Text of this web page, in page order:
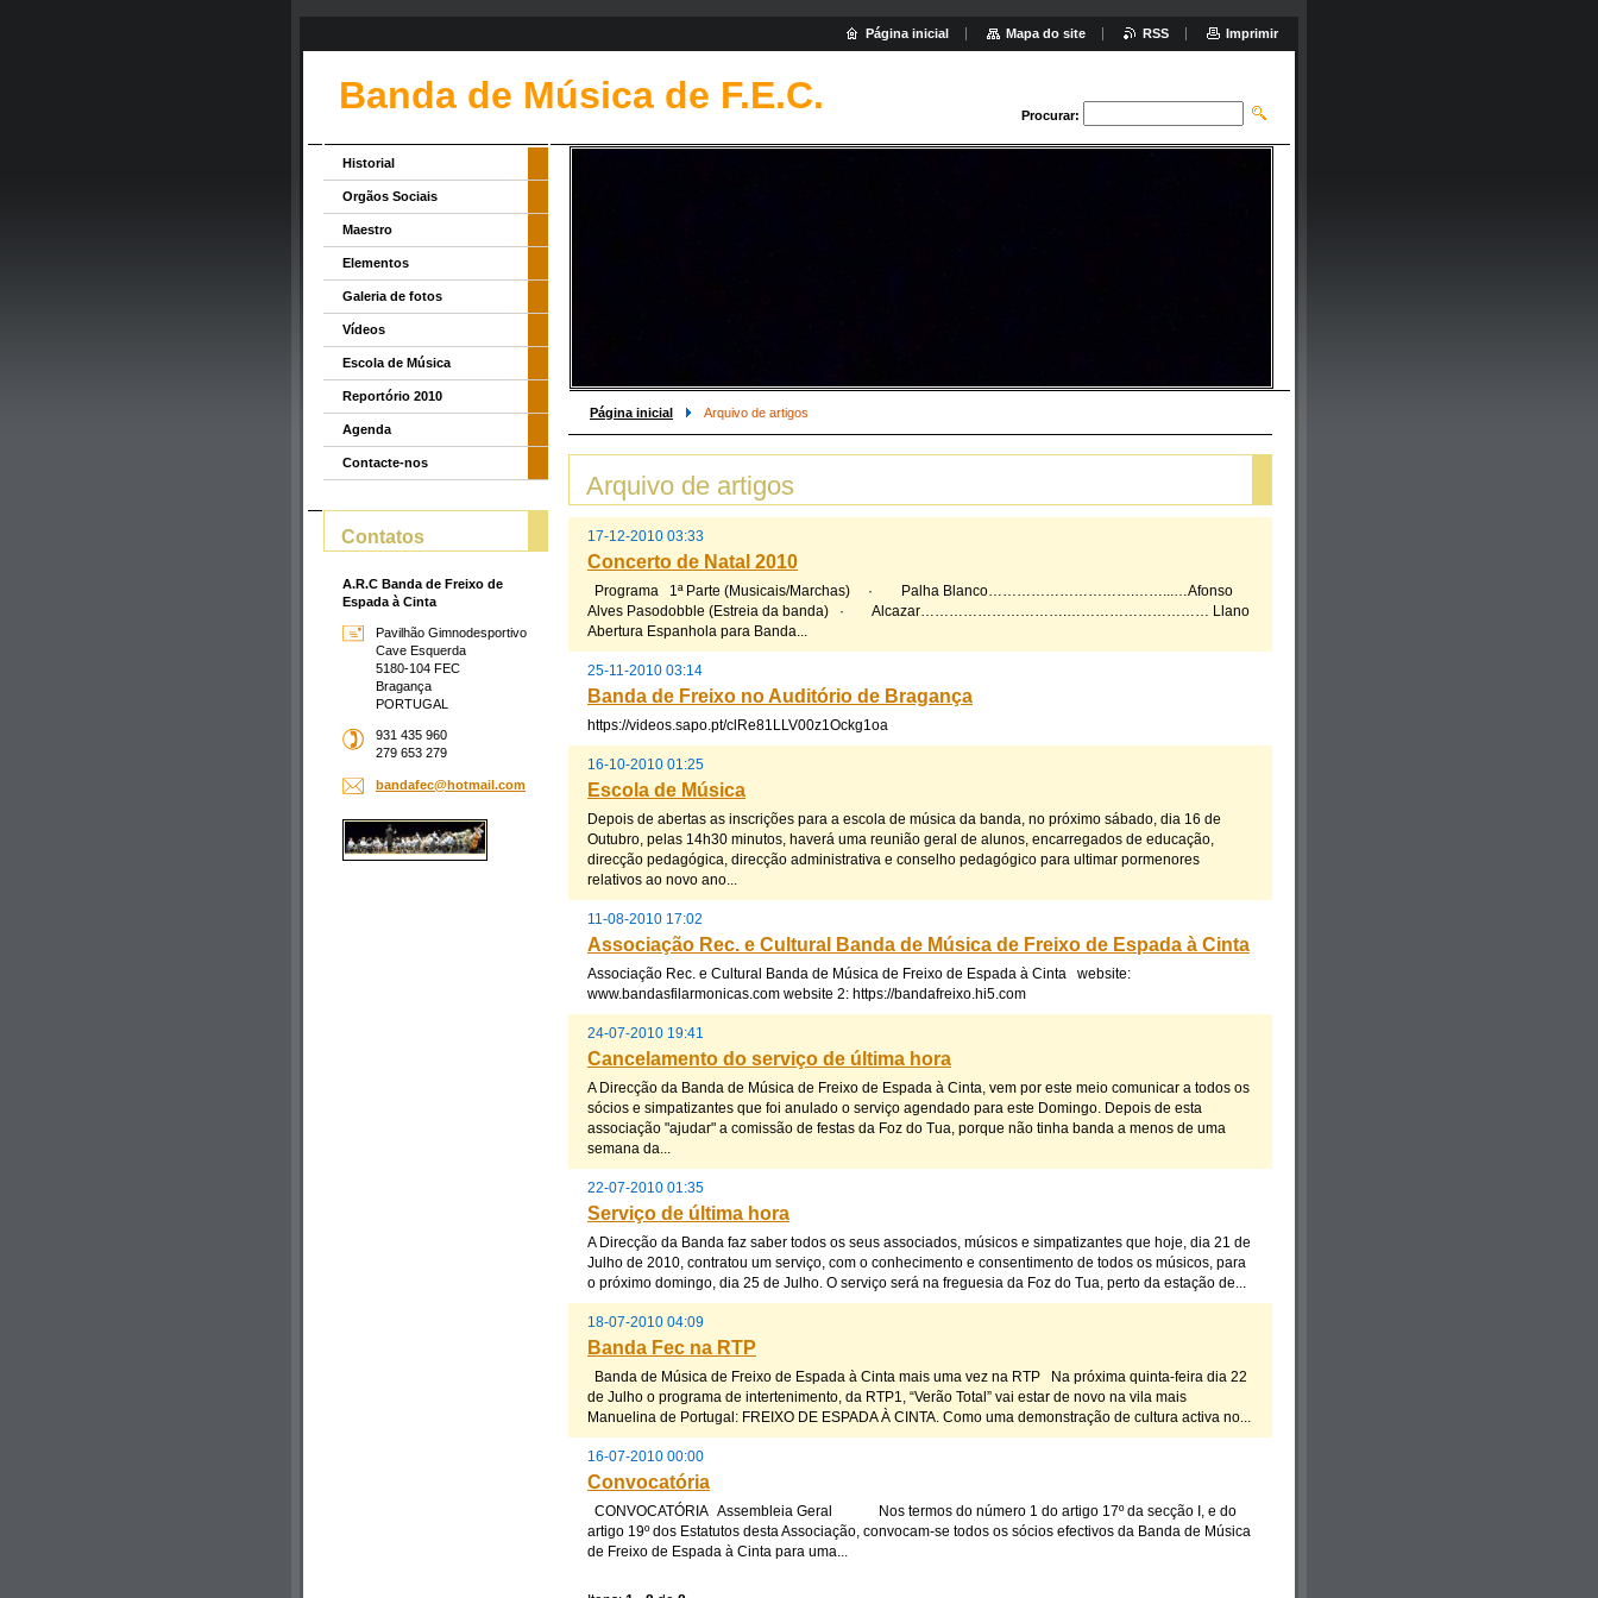
Banda de Música de F.E.C. Procurar:
Página inicial Arquivo de artigos
Arquivo de artigos
17-12-2010 03:33
Concerto de Natal 2010
Programa 1ª Parte (Musicais/Marchas) · Palha Blanco………………………….……...…Afonso
Alves Pasodobble (Estreia da banda) · Alcazar………………………….………………………… Llano
Abertura Espanhola para Banda...
25-11-2010 03:14
Banda de Freixo no Auditório de Bragança
https://videos.sapo.pt/clRe81LLV00z1Ockg1oa
16-10-2010 01:25
Escola de Música
Depois de abertas as inscrições para a escola de música da banda, no próximo sábado, dia 16 de
Outubro, pelas 14h30 minutos, haverá uma reunião geral de alunos, encarregados de educação,
direcção pedagógica, direcção administrativa e conselho pedagógico para ultimar pormenores
relativos ao novo ano...
11-08-2010 17:02
Associação Rec. e Cultural Banda de Música de Freixo de Espada à Cinta
Associação Rec. e Cultural Banda de Música de Freixo de Espada à Cinta website:
www.bandasfilarmonicas.com website 2: https://bandafreixo.hi5.com
24-07-2010 19:41
Cancelamento do serviço de última hora
A Direcção da Banda de Música de Freixo de Espada à Cinta, vem por este meio comunicar a todos os
sócios e simpatizantes que foi anulado o serviço agendado para este Domingo. Depois de esta
associação "ajudar" a comissão de festas da Foz do Tua, porque não tinha banda a menos de uma
semana da...
22-07-2010 01:35
Serviço de última hora
A Direcção da Banda faz saber todos os seus associados, músicos e simpatizantes que hoje, dia 21 de
Julho de 2010, contratou um serviço, com o conhecimento e consentimento de todos os músicos, para
o próximo domingo, dia 25 de Julho. O serviço será na freguesia da Foz do Tua, perto da estação de...
18-07-2010 04:09
Banda Fec na RTP
Banda de Música de Freixo de Espada à Cinta mais uma vez na RTP Na próxima quinta-feira dia 22
de Julho o programa de intertenimento, da RTP1, “Verão Total” vai estar de novo na vila mais
Manuelina de Portugal: FREIXO DE ESPADA À CINTA. Como uma demonstração de cultura activa no...
16-07-2010 00:00
Convocatória
CONVOCATÓRIA Assembleia Geral Nos termos do número 1 do artigo 17º da secção I, e do
artigo 19º dos Estatutos desta Associação, convocam-se todos os sócios efectivos da Banda de Música
de Freixo de Espada à Cinta para uma...
Historial
Orgãos Sociais
Maestro
Elementos
Galeria de fotos
Vídeos
Escola de Música
Reportório 2010
Agenda
Contacte-nos
Contatos
A.R.C Banda de Freixo de
Espada à Cinta
Pavilhão Gimnodesportivo
Cave Esquerda
5180-104 FEC
Bragança
PORTUGAL
931 435 960
279 653 279
bandafec@hotmail.com
Página inicial Mapa do site RSS Imprimir